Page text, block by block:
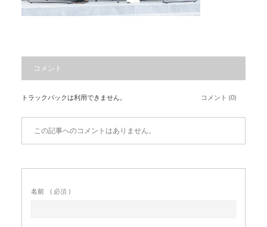
コメント
トラックバックは利用できません。 コメント (0)
この記事へのコメントはありません。
名前 ( 必須 )